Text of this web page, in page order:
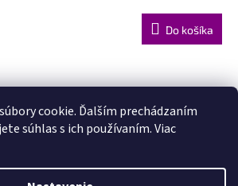
cookie. Ďalším prechádzaním
súhlas s ich používaním. Viac
Do košíka
O
v
d
položiek celkom